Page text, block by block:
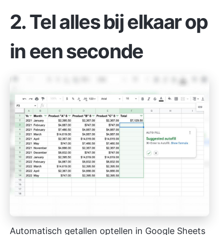
2. Tel alles bij elkaar op
in een seconde
Automatisch getallen optellen in Google Sheets